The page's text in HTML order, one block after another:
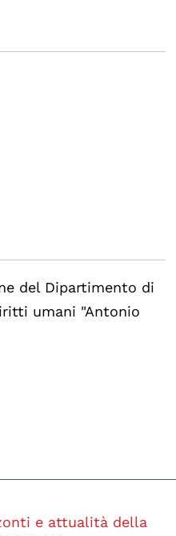
del Dipartimento di
umani "Antonio
e attualità della